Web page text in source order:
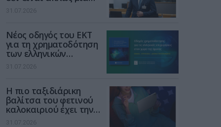
νέα τεχνολογία, είναι
μια νέα βιομηχανική
31.07.2026
Νέος οδηγός του ΕΚΤ
για τη χρηματοδότηση
των ελληνικών
επιχειρήσεων στον
χώρο της άμυνας
31.07.2026
Η πιο ταξιδιάρικη
βαλίτσα του φετινού
καλοκαιριού έχει την
υπογραφή της Xiaomi
31.07.2026